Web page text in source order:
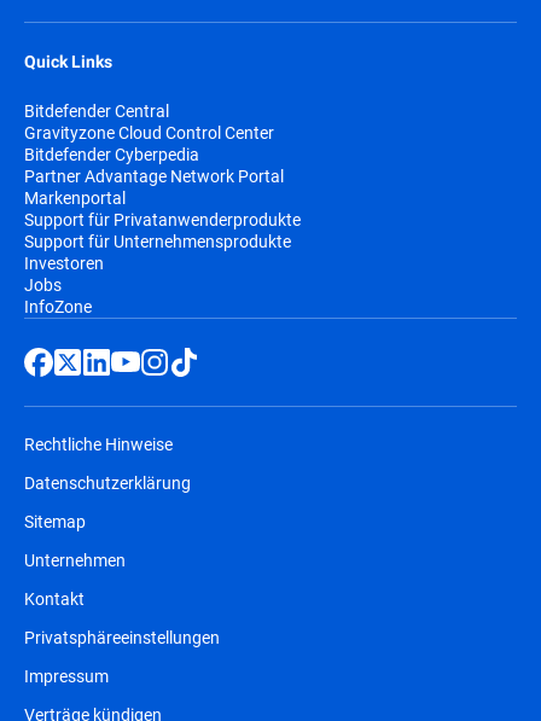
Quick Links
Bitdefender Central
Gravityzone Cloud Control Center
Bitdefender Cyberpedia
Partner Advantage Network Portal
Markenportal
Support für Privatanwenderprodukte
Support für Unternehmensprodukte
Investoren
Jobs
InfoZone
Rechtliche Hinweise
Datenschutzerklärung
Sitemap
Unternehmen
Kontakt
Privatsphäreeinstellungen
Impressum
Verträge kündigen